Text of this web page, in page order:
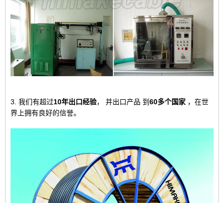
3. 我们有超过10年出口经验， 并出口产品 到 60多个国家 ， 在世
界上拥有良好的信誉。